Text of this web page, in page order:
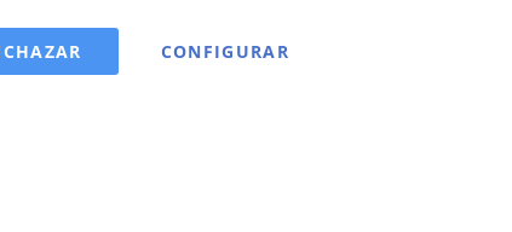
CONFIGURAR